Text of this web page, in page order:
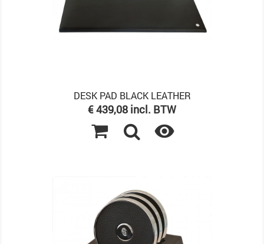
DESK PAD BLACK LEATHER
Prijs
€ 439,08 incl. BTW
